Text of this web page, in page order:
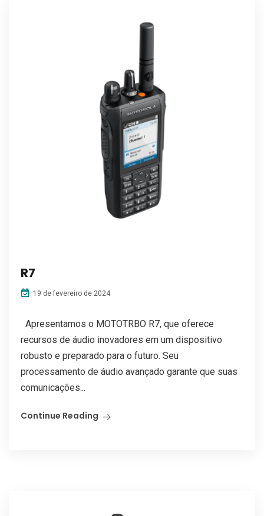
R7
19 de fevereiro de 2024
Apresentamos o MOTOTRBO R7, que oferece
recursos de áudio inovadores em um dispositivo
robusto e preparado para o futuro. Seu
processamento de áudio avançado garante que suas
comunicações...
Continue Reading